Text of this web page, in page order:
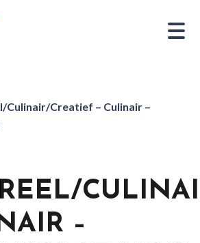
Culinair/Creatief – Culinair –
–